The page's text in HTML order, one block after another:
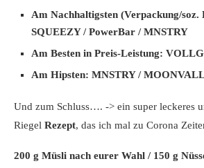
Am Nachhaltigsten (Verpackung/soz.
SQUEEZY / PowerBar / MNSTRY
Am Besten in Preis-Leistung:
Am Hipsten: MNSTRY /
Und zum Schluss…. -> ein super leckeres
Riegel Rezept, das ich mal zu Corona
200 g Müsli nach eurer Wahl / 150 g